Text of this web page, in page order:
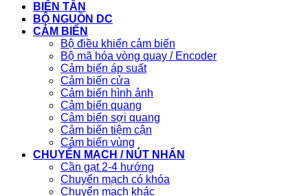
BIẾN TẦN
BỘ NGUỒN DC
CẢM BIẾN
Bộ điều khiển cảm biến
Bộ mã hóa vòng quay / Encoder
Cảm biến áp suất
Cảm biến cửa
Cảm biến hình ảnh
Cảm biến quang
Cảm biến sợi quang
Cảm biến tiệm cận
Cảm biến vùng
CHUYỂN MẠCH / NÚT NHẤN
Cần gạt 2-4 hướng
Chuyển mạch có khóa
Chuyển mạch khác